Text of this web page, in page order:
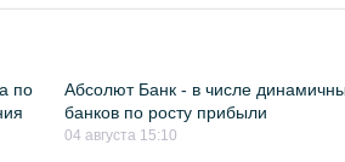
по
Абсолют Банк - в числе
банков по росту прибыли
04 августа 15:10